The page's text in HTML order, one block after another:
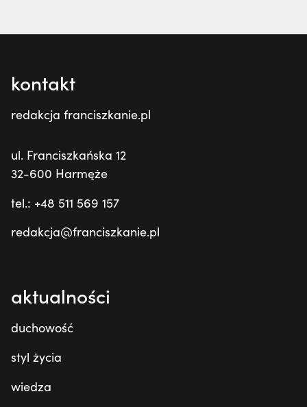
kontakt
redakcja franciszkanie.pl
ul. Franciszkańska 12
32-600 Harmęże
tel.: +48 511 569 157
redakcja@franciszkanie.pl
aktualności
duchowość
styl życia
wiedza